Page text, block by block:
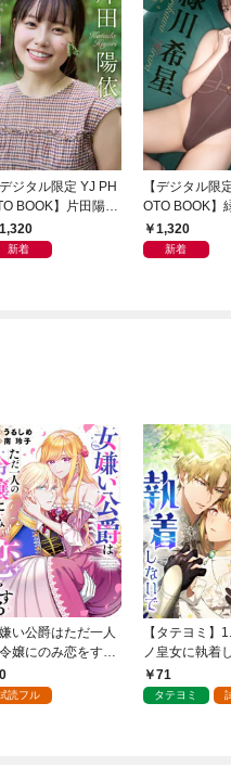
デジタル限定 YJ PH
BOOK】片田陽依
集「羽色日和」
1,320
新着
【デジタル限
OTO BOOK】
写真集「きら
リ」
1,320
新着
い公爵はただ一人
嬢にのみ恋をする
冊版）第１話
0
読フル
【タテヨミ】
ノ皇女に執着
71
タテヨミ